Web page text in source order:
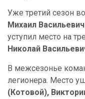
Уже третий сезон
Михаил
уступил место на
Николай
В межсезонье
легионера. Место
(Котовой),